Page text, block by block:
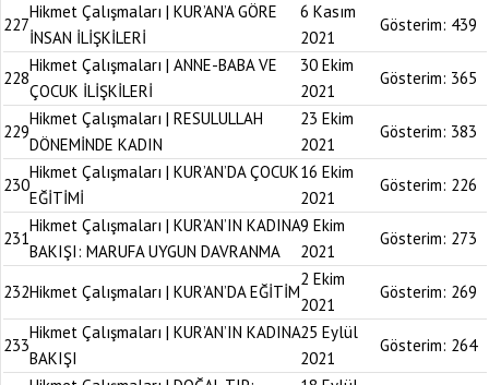
227
Hikmet Çalışmaları | KUR’AN’A GÖRE
İNSAN İLİŞKİLERİ
6 Kasım
2021
Gösterim: 439
228
Hikmet Çalışmaları | ANNE-BABA VE
ÇOCUK İLİŞKİLERİ
30 Ekim
2021
Gösterim: 365
229
Hikmet Çalışmaları | RESULULLAH
DÖNEMİNDE KADIN
23 Ekim
2021
Gösterim: 383
230
Hikmet Çalışmaları | KUR’AN’DA ÇOCUK
EĞİTİMİ
16 Ekim
2021
Gösterim: 226
231
Hikmet Çalışmaları | KUR’AN’IN KADINA
BAKIŞI: MARUFA UYGUN DAVRANMA
9 Ekim
2021
Gösterim: 273
232Hikmet Çalışmaları | KUR’AN’DA EĞİTİM
2 Ekim
2021
Gösterim: 269
233
Hikmet Çalışmaları | KUR’AN’IN KADINA
BAKIŞI
25 Eylül
2021
Gösterim: 264